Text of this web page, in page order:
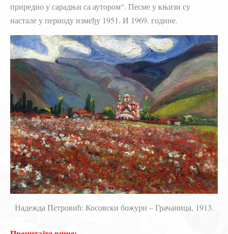
приредио у сарадњи са аутором“. Песме у књизи су
настале у периоду између 1951. И 1969. године.
Надежда Петровић: Косовски божури – Грачаница, 1913.